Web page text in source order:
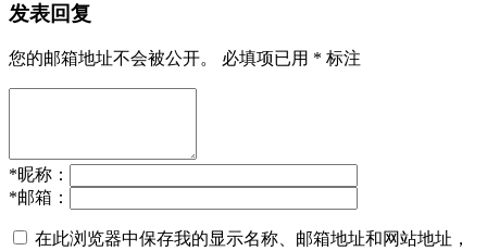
发表回复
您的邮箱地址不会被公开。 必填项已用 * 标注
*昵称：
*邮箱：
在此浏览器中保存我的显示名称、邮箱地址和网站地址，